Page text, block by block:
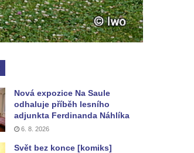
Nová expozice Na Saule
odhaluje příběh lesního
adjunkta Ferdinanda Náhlíka
6. 8. 2026
Svět bez konce [komiks]